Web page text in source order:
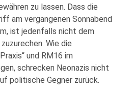
zu lassen. Dass die
am vergangenen Sonnabend
ist jedenfalls nicht dem
Wie die
und RM16 im
schrecken Neonazis nicht
politische Gegner zurück.